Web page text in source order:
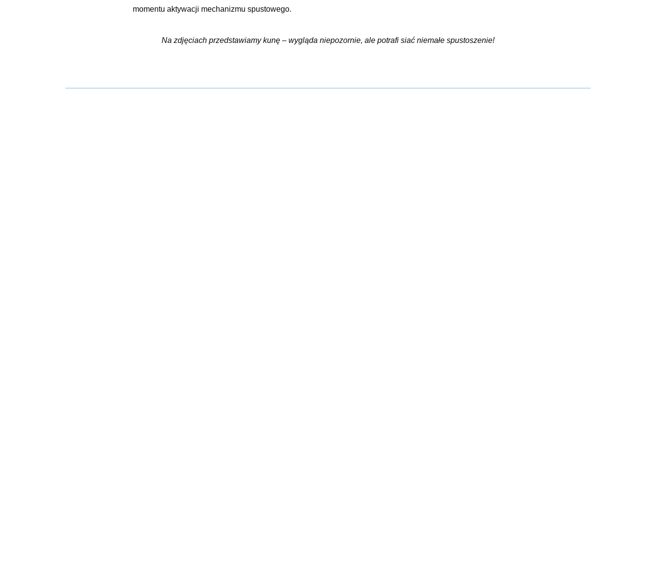
momentu aktywacji mechanizmu spustowego.
Na zdjęciach przedstawiamy kunę – wygląda niepozornie, ale potrafi siać niemałe spustoszenie!